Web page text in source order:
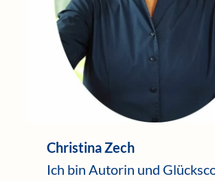
Christina Zech
Ich bin Autorin und